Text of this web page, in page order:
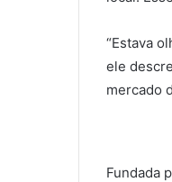
“Estava
ele
mercado
Fundada